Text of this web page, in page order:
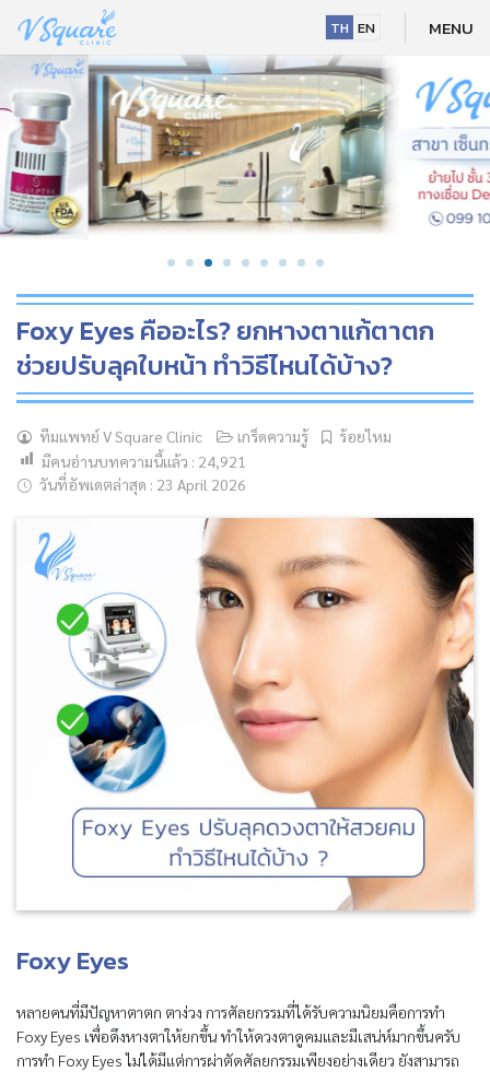
content
NEW
HOT
ค้นหาข้อมูล
Search
TH EN MENU
Foxy Eyes คืออะไร? ยกหางตาแก้ตาตก
ช่วยปรับลุคใบหน้า ทำวิธีไหนได้บ้าง?
ทีมแพทย์ V Square Clinic เกร็ดความรู้
ร้อยไหม
มีคนอ่านบทความนี้แล้ว : 24,921
วันที่อัพเดตล่าสุด : 23 April 2026
Foxy Eyes
หลายคนที่มีปัญหาตาตก ตาง่วง การศัลยกรรมที่ได้รับความนิยมคือการทำ
Foxy Eyes เพื่อดึงหางตาให้ยกขึ้น ทำให้ดวงตาดูคมและมีเสน่ห์มากขึ้นครับ
การทำ Foxy Eyes ไม่ได้มีแต่การผ่าตัดศัลยกรรมเพียงอย่างเดียว ยังสามารถ